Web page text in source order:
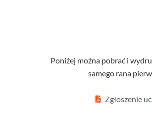
Poniżej można pobrać i
samego rana
Zgłoszenie